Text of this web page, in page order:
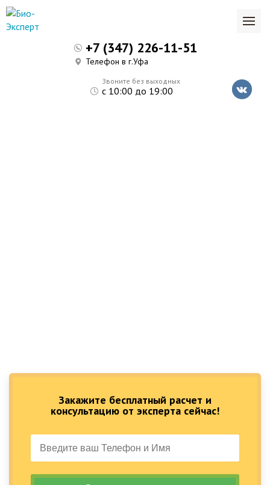
Закажите бесплатный расчет и
консультацию от эксперта сейчас!
Звоните без выходных
с 10:00 до 19:00
+7 (347) 226-11-51
Телефон в г.Уфа